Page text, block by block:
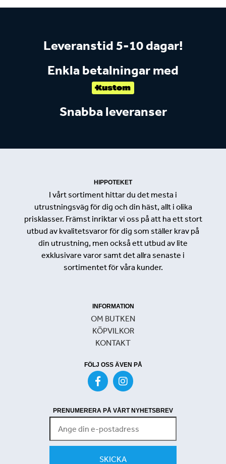
Leveranstid 5-10 dagar!
Enkla betalningar med
Snabba leveranser
HIPPOTEKET
I vårt sortiment hittar du det mesta i
utrustningsväg för dig och din häst, allt i olika
prisklasser. Främst inriktar vi oss på att ha ett stort
utbud av kvalitetsvaror för dig som ställer krav på
din utrustning, men också ett utbud av lite
exklusivare varor samt det allra senaste i
sortimentet för våra kunder.
INFORMATION
OM BUTKEN
KÖPVILKOR
KONTAKT
FÖLJ OSS ÄVEN PÅ
PRENUMERERA PÅ VÅRT NYHETSBREV